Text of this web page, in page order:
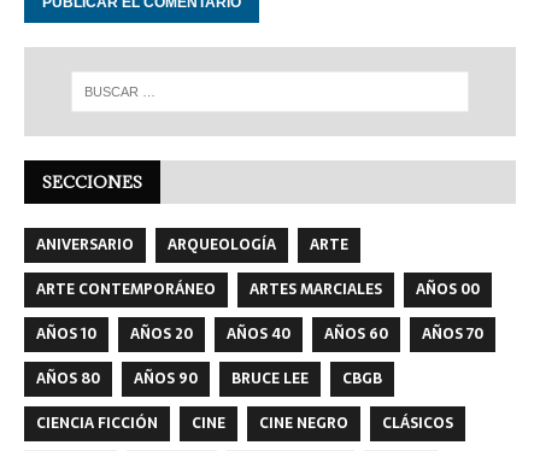
SECCIONES
ANIVERSARIO ARQUEOLOGÍA
ARTE
ARTE CONTEMPORÁNEO
ARTES MARCIALES
AÑOS 00
AÑOS 10
AÑOS 20 AÑOS 40 AÑOS 60
AÑOS 70
AÑOS 80
AÑOS 90 BRUCE LEE
CBGB
CIENCIA FICCIÓN
CINE CINE NEGRO
CLÁSICOS